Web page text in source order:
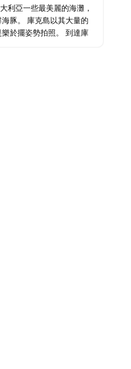
利亞一些最美麗的海灘，
豚。 庫克島以其大量的
於擺姿勢拍照。 到達庫